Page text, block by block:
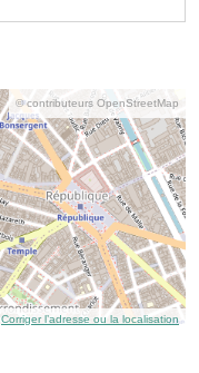
© contributeurs OpenStreetMap
Corriger l’adresse ou la localisation